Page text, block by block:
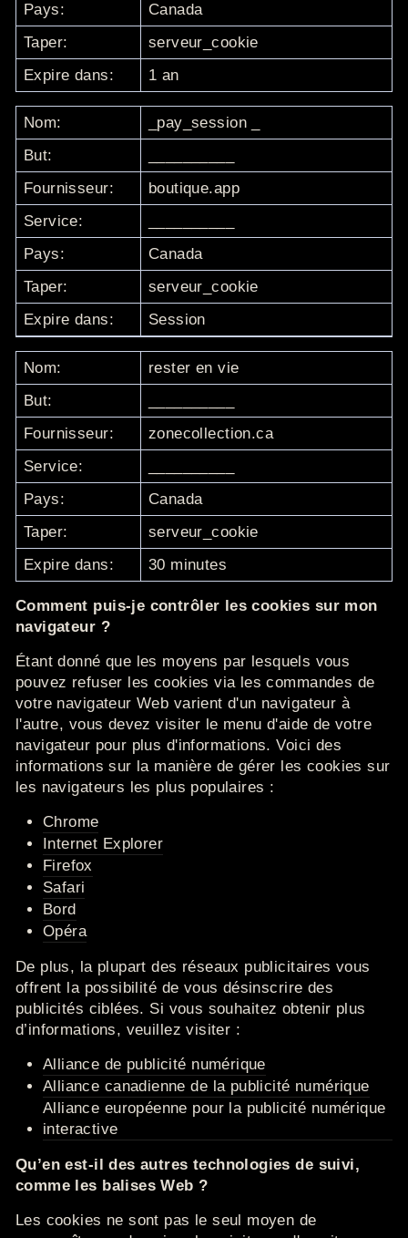
Pays:
Canada
Taper:
serveur_cookie
Expire dans:
1 an
Nom: _pay_session
But:
Fournisseur:
boutique.app
Service:
Pays:
Canada
Taper:
serveur_cookie
Expire dans:
Session
Nom:
rester en vie
But:
Fournisseur:
zonecollection.ca
Service:
Pays:
Canada
Taper:
serveur_cookie
Expire dans:
30 minutes
Comment puis-je contrôler les cookies sur mon
navigateur ?
Étant donné que les moyens par lesquels vous
pouvez refuser les cookies via les commandes de
votre navigateur Web varient d'un navigateur à
l'autre, vous devez visiter le menu d'aide de votre
navigateur pour plus d'informations. Voici des
informations sur la manière de gérer les cookies sur
les navigateurs les plus populaires :
Chrome
Internet Explorer
Firefox
Safari
Bord
Opéra
De plus, la plupart des réseaux publicitaires vous
offrent la possibilité de vous désinscrire des
publicités ciblées. Si vous souhaitez obtenir plus
d’informations, veuillez visiter :
Alliance de publicité numérique
Alliance canadienne de la publicité numérique
Alliance européenne pour la publicité numérique
interactive
Qu’en est-il des autres technologies de suivi,
comme les balises Web ?
Les cookies ne sont pas le seul moyen de